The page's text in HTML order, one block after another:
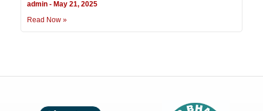
admin
May 21, 2025
Read Now »